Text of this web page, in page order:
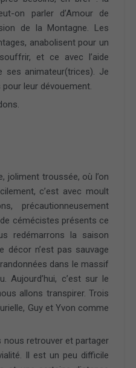
on parler d’Amour de
de la Montagne. Les
anabolisent pour un
et ce avec l’aide
ses animateur(trices). Je
leur dévouement.
joliment troussée, où l’on
c’est avec moult
précautionneusement
cémécistes présents ce
redémarrons la saison
décor n’est pas sauvage
dans le massif
Aujourd’hui, c’est sur le
allons transpirer. Trois
Guy et Yvon comme
nous retrouver et partager
Il est un peu difficile